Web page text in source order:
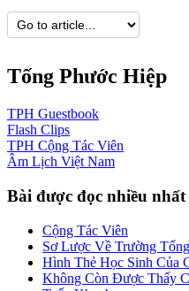
Tống Phước Hiệp
TPH Guestbook
Flash Clips
TPH Cộng Tác Viên
Âm Lịch Việt Nam
Bài được đọc nhiều nhất
Cộng Tác Viên
Sơ Lược Về Trường
Hình Thẻ Học Sinh Của
Không Còn Được Thấy